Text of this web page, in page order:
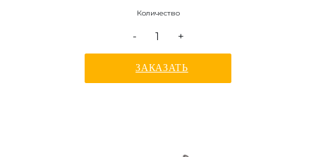
Количество
- +
ЗАКАЗАТЬ